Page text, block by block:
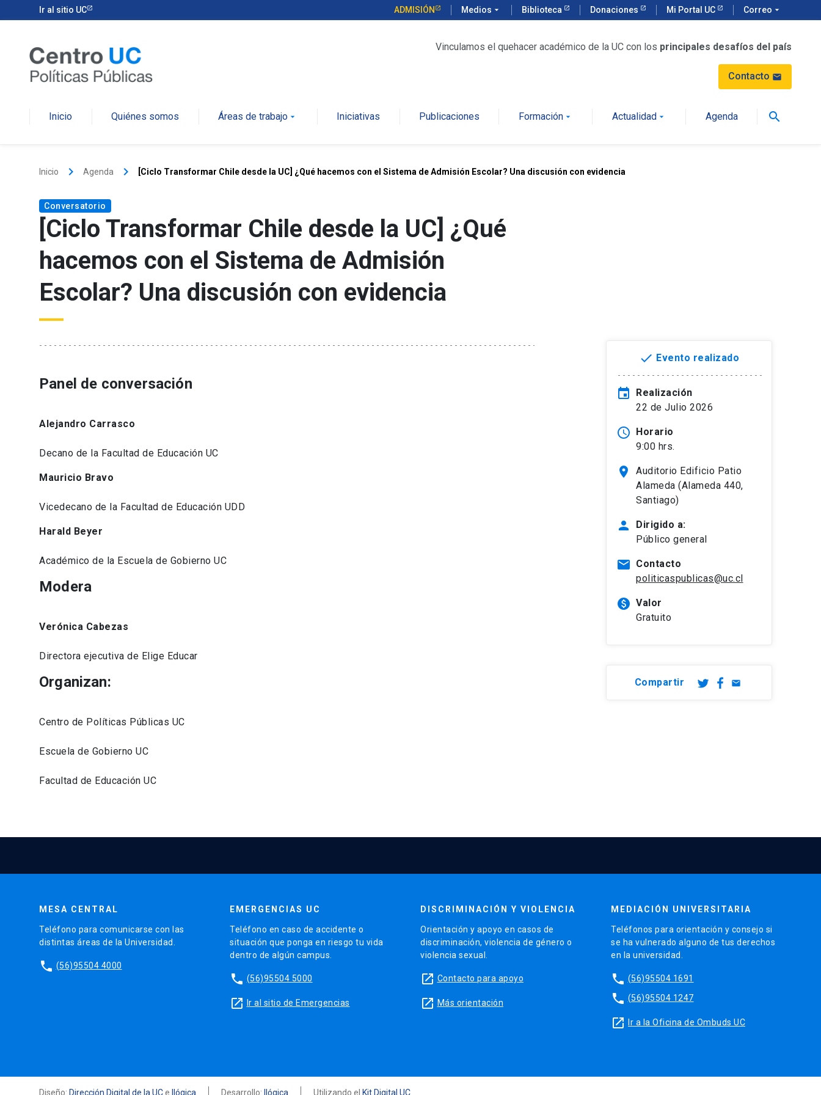
Ir al sitio UC ADMISIÓN Medios arrow_drop_down Biblioteca Donaciones Mi Portal UC Correo arrow_drop_down
Vinculamos el quehacer académico de la UC con los principales desafíos del país
Contacto mail
Inicio Quiénes somos Áreas de trabajo arrow_drop_down Iniciativas Publicaciones Formaciónarrow_drop_down Actualidad arrow_drop_down Agenda search
Inicio keyboard_arrow_right Agenda keyboard_arrow_right [Ciclo Transformar Chile desde la UC] ¿Qué hacemos con el Sistema de Admisión Escolar? Una discusión con evidencia
Conversatorio
[Ciclo Transformar Chile desde la UC] ¿Qué
hacemos con el Sistema de Admisión
Escolar? Una discusión con evidencia
Panel de conversación
Alejandro Carrasco
Decano de la Facultad de Educación UC
Mauricio Bravo
Vicedecano de la Facultad de Educación UDD
Harald Beyer
Académico de la Escuela de Gobierno UC
Modera
Verónica Cabezas
Directora ejecutiva de Elige Educar
Organizan:
Centro de Políticas Públicas UC
Escuela de Gobierno UC
Facultad de Educación UC
done Evento realizado
event
Realización
22 de Julio 2026
access_time Horario
9:00 hrs.
location_on
Auditorio Edificio Patio
Alameda (Alameda 440,
Santiago)
person
Dirigido a:
Público general
mail Contacto
politicaspublicas@uc.cl
paid Valor
Gratuito
Compartir email
MESA CENTRAL
Teléfono para comunicarse con las
distintas áreas de la Universidad.
phone (56)95504 4000
EMERGENCIAS UC
Teléfono en caso de accidente o
situación que ponga en riesgo tu vida
dentro de algún campus.
phone (56)95504 5000
launch Ir al sitio de Emergencias
DISCRIMINACIÓN Y VIOLENCIA
Orientación y apoyo en casos de
discriminación, violencia de género o
violencia sexual.
launch Contacto para apoyo
launch Más orientación
MEDIACIÓN UNIVERSITARIA
Teléfonos para orientación y consejo si
se ha vulnerado alguno de tus derechos
en la universidad.
phone (56)95504 1691
phone (56)95504 1247
launch Ir a la Oficina de Ombuds UC
Diseño: Dirección Digital de la UCe Ilógica Desarrollo: Ilógica Utilizando el Kit Digital UC